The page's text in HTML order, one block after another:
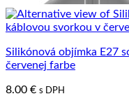
Silikónová objímka E27
červenej farbe
8.00 € s DPH